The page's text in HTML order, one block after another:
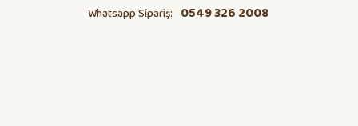
Whatsapp Sipariş: 0549 326 2008